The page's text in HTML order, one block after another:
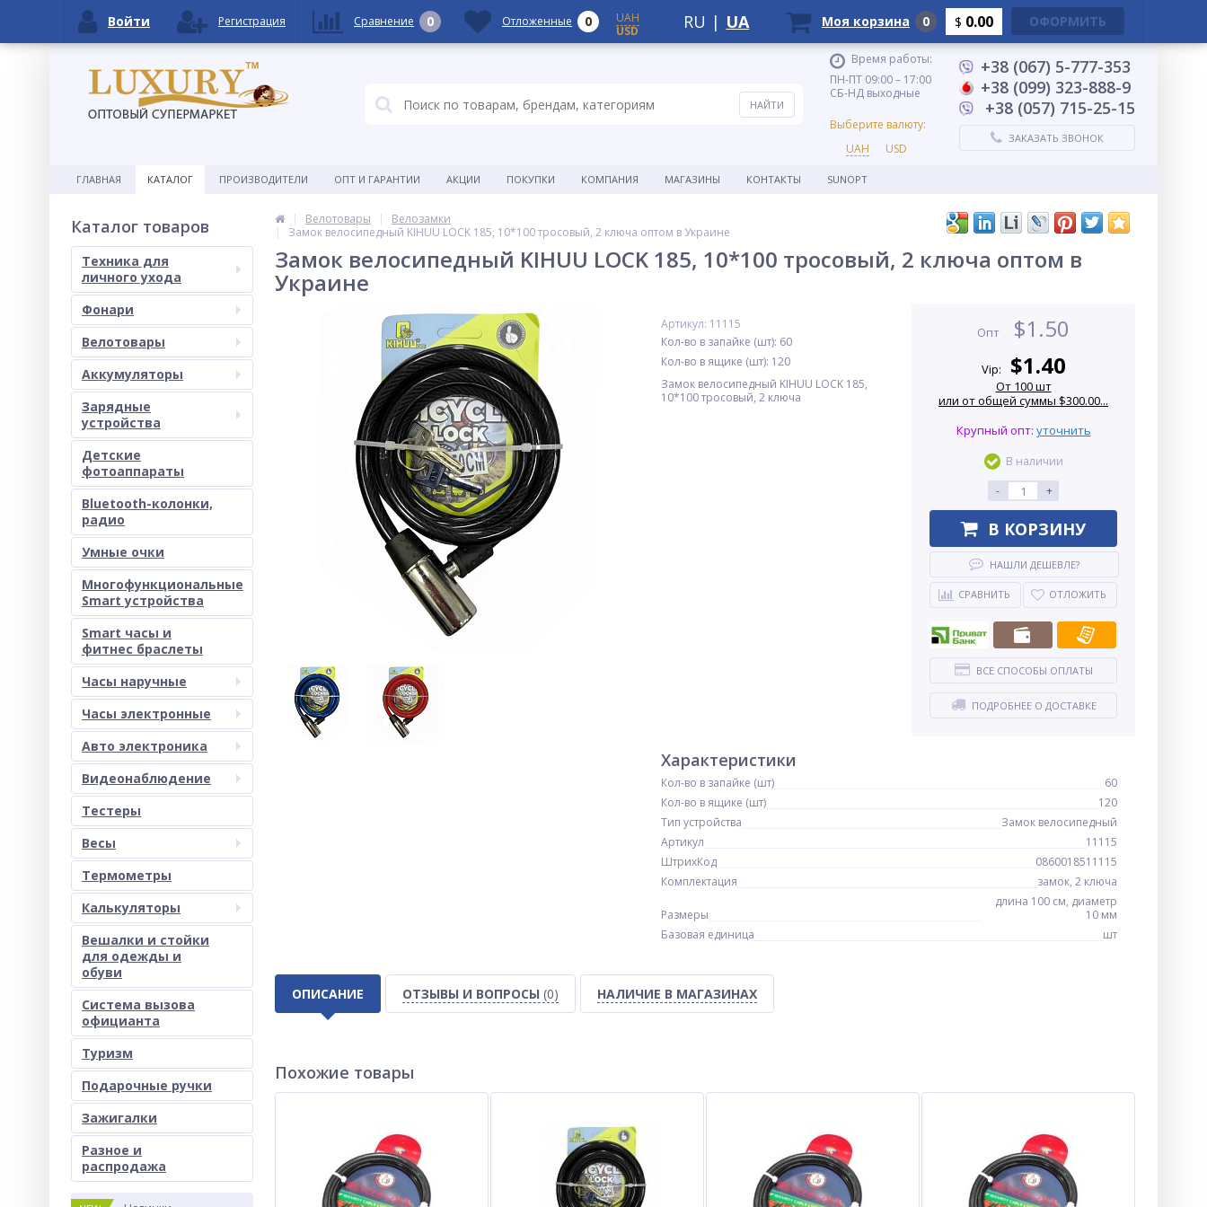
Время работы:
ПН-ПТ 09:00 – 17:00
СБ-НД выходные
Выберите валюту:
UAH
USD
+38 (067) 5-777-353
+38 (099) 323-888-9
+38 (057) 715-25-15
ЗАКАЗАТЬ ЗВОНОК
ГЛАВНАЯ КАТАЛОГ ПРОИЗВОДИТЕЛИ ОПТ И ГАРАНТИИ АКЦИИ ПОКУПКИ КОМПАНИЯ МАГАЗИНЫ КОНТАКТЫ SUNOPT
Каталог товаров
Техника для
личного ухода
Фонари
Велотовары
Аккумуляторы
Зарядные
устройства
Детские
фотоаппараты
Bluetooth-колонки,
радио
Умные очки
Многофункциональные
Smart устройства
Smart часы и
фитнес браслеты
Часы наручные
Часы электронные
Авто электроника
Видеонаблюдение
Тестеры
Весы
Термометры
Калькуляторы
Вешалки и стойки
для одежды и
обуви
Система вызова
официанта
Туризм
Подарочные ручки
Зажигалки
Разное и
раcпродажа
Велотовары
Велозамки
Замок велосипедный KIHUU LOCK 185, 10*100 тросовый, 2 ключа оптом в Украине
Замок велосипедный KIHUU LOCK 185, 10*100 тросовый, 2 ключа оптом в
Украине
Артикул: 11115
Кол-во в запайке (шт): 60
Кол-во в ящике (шт): 120
Замок велосипедный KIHUU LOCK 185,
10*100 тросовый, 2 ключа
Опт $1.50
Vip: $1.40
От 100 шт
или от общей суммы $300.00...
Крупный опт: уточнить
В наличии
-
+
В КОРЗИНУ
НАШЛИ ДЕШЕВЛЕ?
СРАВНИТЬ ОТЛОЖИТЬ
ВСЕ СПОСОБЫ ОПЛАТЫ
ПОДРОБНЕЕ О ДОСТАВКЕ
Характеристики
Кол-во в запайке (шт)
60
Кол-во в ящике (шт)
120
Тип устройства
Замок велосипедный
Артикул
11115
ШтрихКод
0860018511115
Комплектация
замок, 2 ключа
Размеры
длина 100 см, диаметр
10 мм
Базовая единица
шт
ОПИСАНИЕ ОТЗЫВЫ И ВОПРОСЫ (0) НАЛИЧИЕ В МАГАЗИНАХ
Похожие товары
Войти Регистрация Сравнение 0 Отложенные 0
UAH
USD
RU | UA Моя корзина 0 $ 0.00 ОФОРМИТЬ